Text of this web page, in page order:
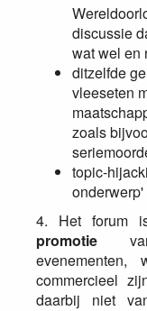
discussie
wat wel en
ditzelfde
vleeseten
zoals
topic-
onderwerp'
4. Het forum
promotie van
commercieel
daarbij niet